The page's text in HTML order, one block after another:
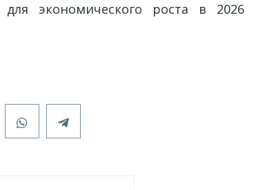
для экономического роста в